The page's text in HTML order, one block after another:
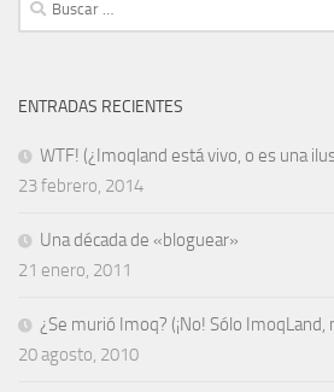
ENTRADAS RECIENTES
WTF! (¿Imoqland está vivo, o es una
23 febrero, 2014
Una década de «bloguear»
21 enero, 2011
¿Se murió Imoq? (¡No! Sólo
20 agosto, 2010